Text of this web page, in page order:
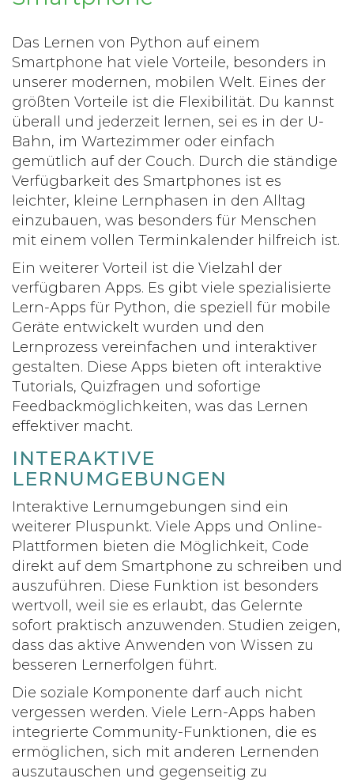
Das Lernen von Python auf einem
Smartphone hat viele Vorteile, besonders in
unserer modernen, mobilen Welt. Eines der
größten Vorteile ist die Flexibilität. Du kannst
überall und jederzeit lernen, sei es in der U-
Bahn, im Wartezimmer oder einfach
gemütlich auf der Couch. Durch die ständige
Verfügbarkeit des Smartphones ist es
leichter, kleine Lernphasen in den Alltag
einzubauen, was besonders für Menschen
mit einem vollen Terminkalender hilfreich ist.
Ein weiterer Vorteil ist die Vielzahl der
verfügbaren Apps. Es gibt viele spezialisierte
Lern-Apps für Python, die speziell für mobile
Geräte entwickelt wurden und den
Lernprozess vereinfachen und interaktiver
gestalten. Diese Apps bieten oft interaktive
Tutorials, Quizfragen und sofortige
Feedbackmöglichkeiten, was das Lernen
effektiver macht.
INTERAKTIVE
LERNUMGEBUNGEN
Interaktive Lernumgebungen sind ein
weiterer Pluspunkt. Viele Apps und Online-
Plattformen bieten die Möglichkeit, Code
direkt auf dem Smartphone zu schreiben und
auszuführen. Diese Funktion ist besonders
wertvoll, weil sie es erlaubt, das Gelernte
sofort praktisch anzuwenden. Studien zeigen,
dass das aktive Anwenden von Wissen zu
besseren Lernerfolgen führt.
Die soziale Komponente darf auch nicht
vergessen werden. Viele Lern-Apps haben
integrierte Community-Funktionen, die es
ermöglichen, sich mit anderen Lernenden
auszutauschen und gegenseitig zu